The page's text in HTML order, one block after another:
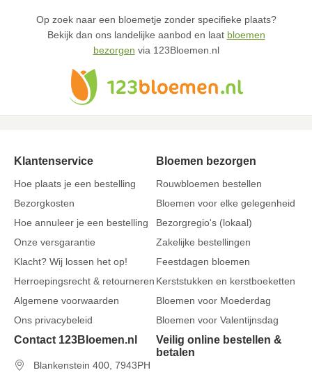
Op zoek naar een bloemetje zonder specifieke plaats?
Bekijk dan ons landelijke aanbod en laat bloemen
bezorgen via 123Bloemen.nl
Klantenservice
Hoe plaats je een bestelling
Bezorgkosten
Hoe annuleer je een bestelling
Onze versgarantie
Klacht? Wij lossen het op!
Herroepingsrecht & retourneren
Algemene voorwaarden
Ons privacybeleid
Bloemen bezorgen
Rouwbloemen bestellen
Bloemen voor elke gelegenheid
Bezorgregio's (lokaal)
Zakelijke bestellingen
Feestdagen bloemen
Kerststukken en kerstboeketten
Bloemen voor Moederdag
Bloemen voor Valentijnsdag
Contact 123Bloemen.nl
Blankenstein 400, 7943PH
Veilig online bestellen &
betalen